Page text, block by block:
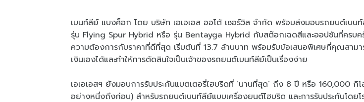
เบนท์ลีย์ แบงค็อก โดย บริษัท เอเอเอส ออโต้ เซอร์วิส จำกัด พร้อมส่งมอบรถยนต์เบนท์
รุ่น Flying Spur Hybrid หรือ รุ่น Bentayga Hybrid กับสต๊อกเฉดสีและออปชันที่ครบค
ความต้องการกับราคาที่ดีที่สุด เริ่มต้นที่ 13.7 ล้านบาท พร้อมรับข้อเสนอพิเศษที่คุณสาม
เงินเองได้และทำให้การตัดสินใจเป็นเจ้าของรถยนต์เบนท์ลีย์เป็นเรื่องง่าย
เอเอเอสฯ ยังมอบการรับประกันแบตเตอรี่ไฮบริดที่ ‘นานที่สุด’ ถึง 8 ปี หรือ 160,000 กิ
อย่างหนึ่งถึงก่อน) สำหรับรถยนต์เบนท์ลีย์แบบเครื่องยนต์ไฮบริด และการรับประกันโดย